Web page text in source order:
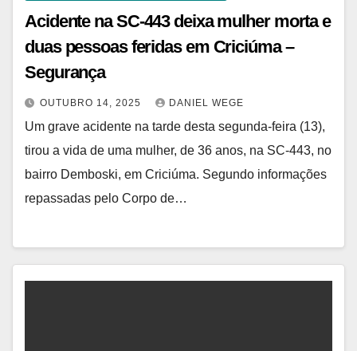
Acidente na SC-443 deixa mulher morta e
duas pessoas feridas em Criciúma –
Segurança
OUTUBRO 14, 2025 DANIEL WEGE
Um grave acidente na tarde desta segunda-feira (13),
tirou a vida de uma mulher, de 36 anos, na SC-443, no
bairro Demboski, em Criciúma. Segundo informações
repassadas pelo Corpo de…